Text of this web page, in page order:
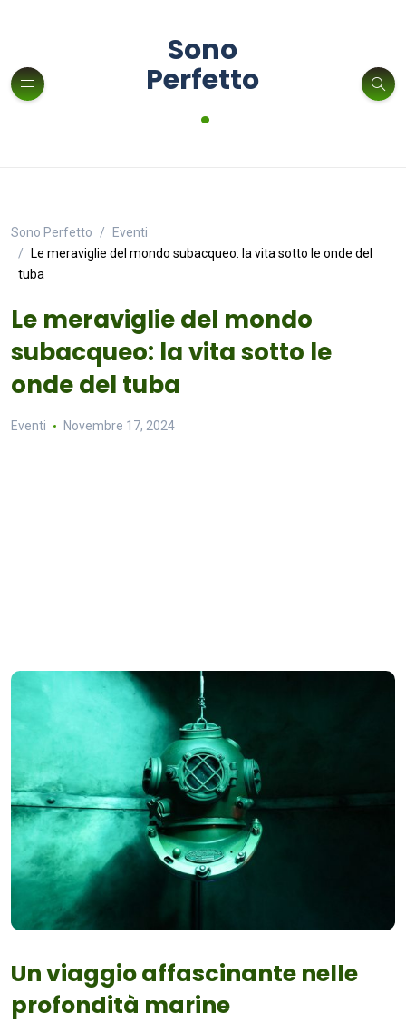
Sono
Perfetto
.
Sono Perfetto
Eventi
Le meraviglie del mondo subacqueo: la vita sotto le onde del
tuba
Le meraviglie del mondo
subacqueo: la vita sotto le
onde del tuba
Eventi Novembre 17, 2024
Un viaggio affascinante nelle
profondità marine